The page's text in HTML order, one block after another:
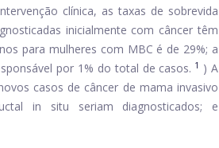
clínica, as taxas de sobrevida
inicialmente com câncer têm
para mulheres com MBC é de 29%; a
por 1% do total de casos. 1 ) A
casos de câncer de mama invasivo
in situ seriam diagnosticados; e